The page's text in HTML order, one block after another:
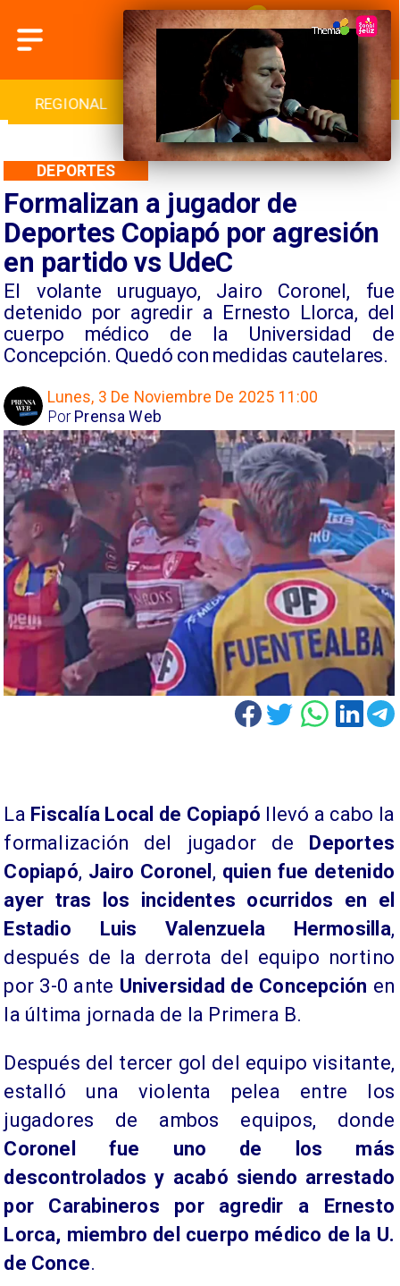
INTERNACIONAL DEPORTES CULTURA
Formalizan a jugador de
Deportes Copiapó por agresión
en partido vs UdeC
El volante uruguayo, Jairo Coronel, fue
detenido por agredir a Ernesto Llorca, del
cuerpo médico de la Universidad de
Concepción. Quedó con medidas cautelares.
DEPORTES
Lunes, 3 De Noviembre De 2025 11:00
Prensa Web
Por
La Fiscalía Local de Copiapó llevó a cabo la
formalización del jugador de Deportes
Copiapó, Jairo Coronel , quien fue detenido
ayer tras los incidentes ocurridos en el
Estadio Luis Valenzuela Hermosilla,
después de la derrota del equipo nortino
por 3-0 ante Universidad de Concepción en
la última jornada de la Primera B.
Después del tercer gol del equipo visitante,
estalló una violenta pelea entre los
jugadores de ambos equipos, donde
Coronel fue uno de los más
descontrolados y acabó siendo arrestado
por Carabineros por agredir a Ernesto
Lorca, miembro del cuerpo médico de la U.
de Conce.